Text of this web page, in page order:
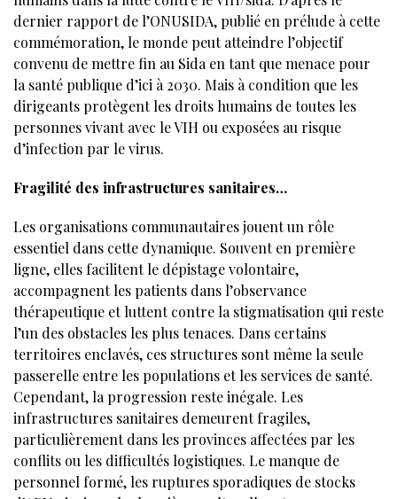
dernier rapport de l’ONUSIDA, publié en prélude à cette
commémoration, le monde peut atteindre l’objectif
convenu de mettre fin au Sida en tant que menace pour
la santé publique d’ici à 2030. Mais à condition que les
dirigeants protègent les droits humains de toutes les
personnes vivant avec le VIH ou exposées au risque
d’infection par le virus.
Fragilité des infrastructures sanitaires…
Les organisations communautaires jouent un rôle
essentiel dans cette dynamique. Souvent en première
ligne, elles facilitent le dépistage volontaire,
accompagnent les patients dans l’observance
thérapeutique et luttent contre la stigmatisation qui reste
l’un des obstacles les plus tenaces. Dans certains
territoires enclavés, ces structures sont même la seule
passerelle entre les populations et les services de santé.
Cependant, la progression reste inégale. Les
infrastructures sanitaires demeurent fragiles,
particulièrement dans les provinces affectées par les
conflits ou les difficultés logistiques. Le manque de
personnel formé, les ruptures sporadiques de stocks